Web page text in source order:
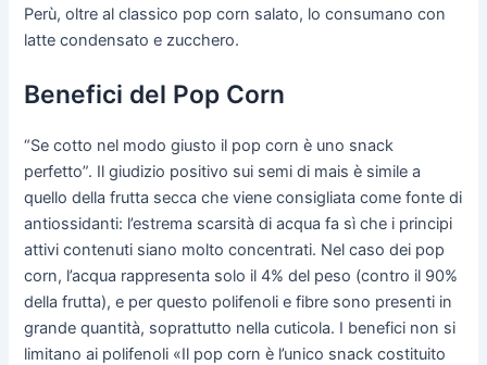
Perù, oltre al classico pop corn salato, lo consumano con
latte condensato e zucchero.
Benefici del Pop Corn
“Se cotto nel modo giusto il pop corn è uno snack
perfetto”. Il giudizio positivo sui semi di mais è simile a
quello della frutta secca che viene consigliata come fonte di
antiossidanti: l’estrema scarsità di acqua fa sì che i principi
attivi contenuti siano molto concentrati. Nel caso dei pop
corn, l’acqua rappresenta solo il 4% del peso (contro il 90%
della frutta), e per questo polifenoli e fibre sono presenti in
grande quantità, soprattutto nella cuticola. I benefici non si
limitano ai polifenoli «Il pop corn è l’unico snack costituito